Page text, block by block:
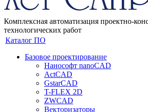
Комплексная автоматизация проектно-
технологических работ
Каталог ПО
Базовое проектирование
Нанософт nanoCAD
ActCAD
GstarCAD
T-FLEX 2D
ZWCAD
Векторизаторы